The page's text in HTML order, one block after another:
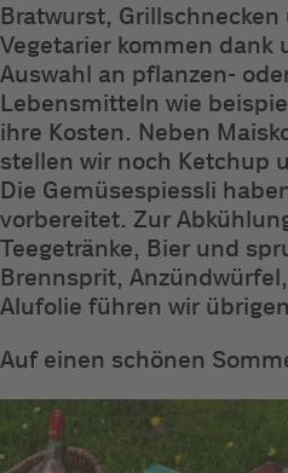
Bratwurst,
Vegetarier kommen dank
Auswahl an pflanzen-
Lebensmitteln wie
ihre Kosten. Neben
stellen wir noch Ketchup
Die Gemüsespiessli
vorbereitet. Zur
Teegetränke, Bier und
Brennsprit,
Alufolie führen wir
Auf einen schönen